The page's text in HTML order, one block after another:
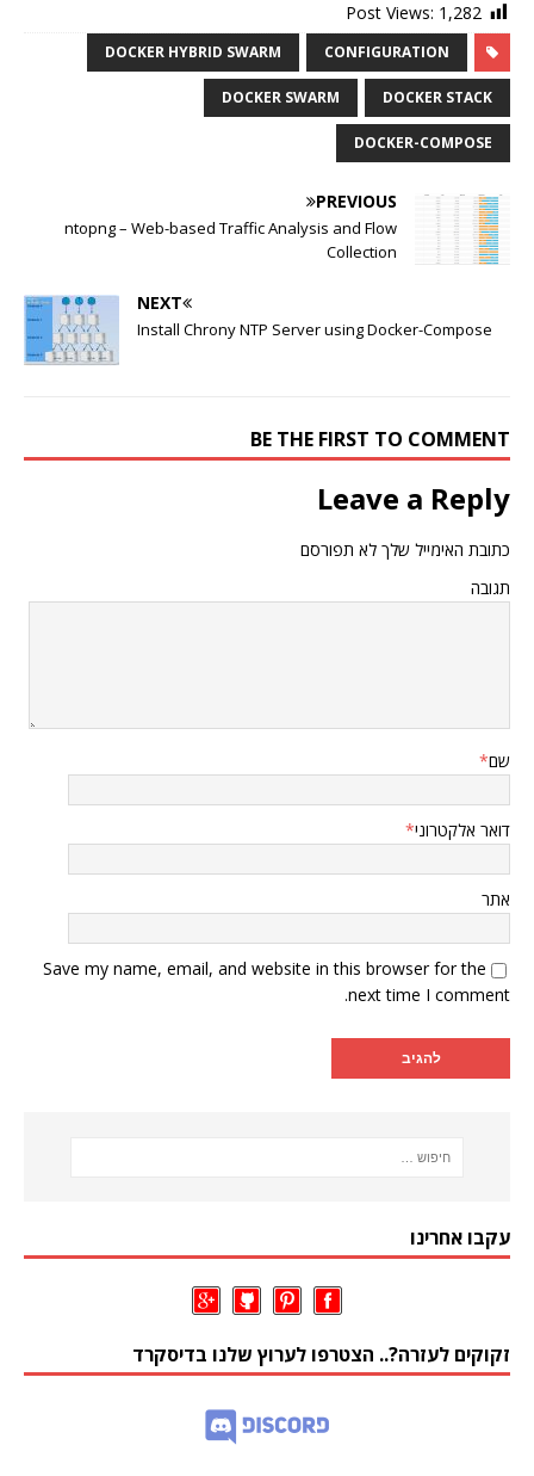
Post Views: 1,282
CONFIGURATION
DOCKER HYBRID SWARM
DOCKER STACK
DOCKER SWARM
DOCKER-COMPOSE
PREVIOUS
ntopng – Web-based Traffic Analysis and Flow
Collection
NEXT
Install Chrony NTP Server using Docker-Compose
BE THE FIRST TO COMMENT
Leave a Reply
כתובת האימייל שלך לא תפורסם
תגובה
שם*
דואר אלקטרוני*
אתר
Save my name, email, and website in this browser for the
next time I comment.
עקבו אחרינו
זקוקים לעזרה?.. הצטרפו לערוץ שלנו בדיסקרד